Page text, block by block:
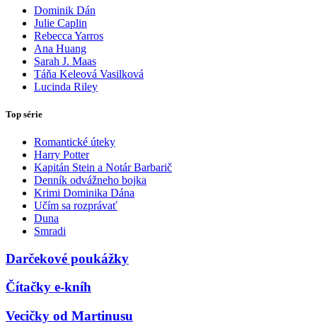
Dominik Dán
Julie Caplin
Rebecca Yarros
Ana Huang
Sarah J. Maas
Táňa Keleová Vasilková
Lucinda Riley
Top série
Romantické úteky
Harry Potter
Kapitán Stein a Notár Barbarič
Denník odvážneho bojka
Krimi Dominika Dána
Učím sa rozprávať
Duna
Smradi
Darčekové poukážky
Čítačky e-kníh
Vecičky od Martinusu